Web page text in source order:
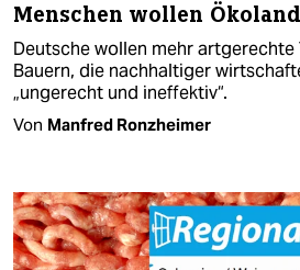
Menschen wollen
Deutsche wollen mehr
Bauern, die nachhaltiger
„ungerecht und ineffektiv“.
Von Manfred Ronzheimer